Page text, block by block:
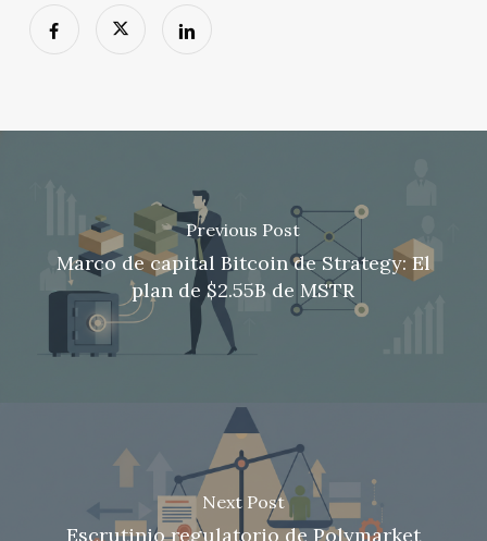
Previous Post
Marco de capital Bitcoin de Strategy: El
plan de $2.55B de MSTR
Next Post
Escrutinio regulatorio de Polymarket